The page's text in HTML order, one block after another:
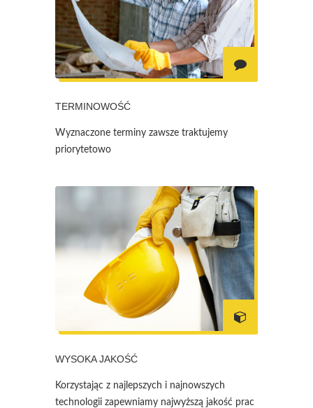
TERMINOWOŚĆ
Wyznaczone terminy zawsze traktujemy
priorytetowo
WYSOKA JAKOŚĆ
Korzystając z najlepszych i najnowszych
technologii zapewniamy najwyższą jakość prac